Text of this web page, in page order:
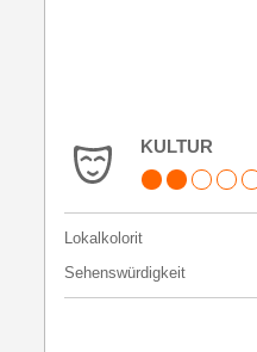
KULTUR
Lokalkolorit
Sehenswürdigkeit